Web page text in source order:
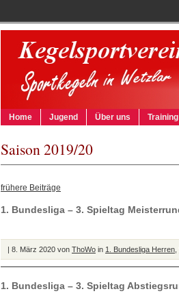
Home Jugend Über uns Training
Saison 2019/20
frühere Beiträge
1. Bundesliga – 3. Spieltag
| 8. März 2020 von ThoWo in 1. Bundesliga Herren
1. Bundesliga – 3. Spieltag